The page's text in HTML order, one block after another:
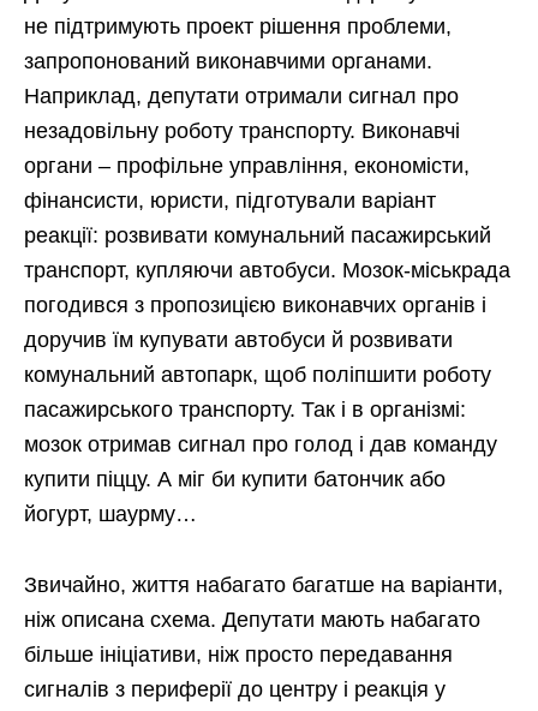
не підтримують проект рішення проблеми,
запропонований виконавчими органами.
Наприклад, депутати отримали сигнал про
незадовільну роботу транспорту. Виконавчі
органи – профільне управління, економісти,
фінансисти, юристи, підготували варіант
реакції: розвивати комунальний пасажирський
транспорт, купляючи автобуси. Мозок-міськрада
погодився з пропозицією виконавчих органів і
доручив їм купувати автобуси й розвивати
комунальний автопарк, щоб поліпшити роботу
пасажирського транспорту. Так і в організмі:
мозок отримав сигнал про голод і дав команду
купити піццу. А міг би купити батончик або
йогурт, шаурму…
Звичайно, життя набагато багатше на варіанти,
ніж описана схема. Депутати мають набагато
більше ініціативи, ніж просто передавання
сигналів з периферії до центру і реакція у